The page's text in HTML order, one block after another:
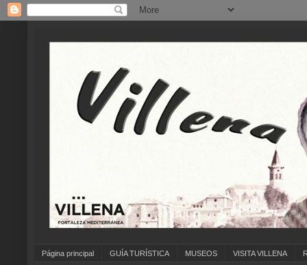
Página principal GUÍA TURÍSTICA MUSEOS VISITA VILLENA